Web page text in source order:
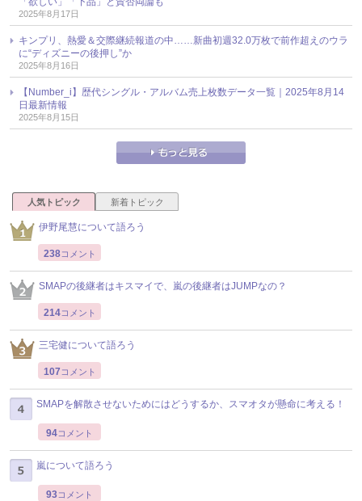
2025年8月17日
キンプリ、熱愛＆交際継続報道の中……新曲初週32.0万枚で前作超えのウラ
に“ディズニーの後押し”か
2025年8月16日
【Number_i】歴代シングル・アルバム売上枚数データ一覧｜2025年8月14
日最新情報
2025年8月15日
人気トピック 新着トピック
伊野尾慧について語ろう
238コメント
SMAPの後継者はキスマイで、嵐の後継者はJUMPなの？
214コメント
三宅健について語ろう
107 コメント
SMAPを解散させないためにはどうするか、スマオタが懸命に考える！
94コメント
嵐について語ろう
93コメント